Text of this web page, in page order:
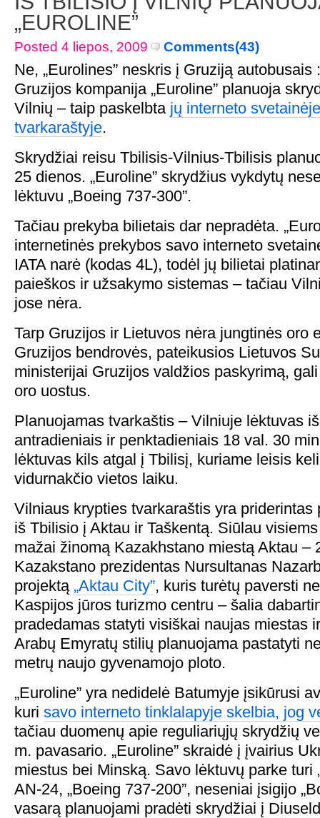
„EUROLINE”
Posted 4 liepos, 2009 Comments(43)
Ne, „Eurolines” neskris į Gruziją autobusais
Gruzijos kompanija „Euroline” planuoja
Vilnių – taip paskelbta jų interneto
tvarkaraštyje.
Skrydžiai reisu Tbilisis-Vilnius-Tbilisis
25 dienos. „Euroline” skrydžius vykdytų
lėktuvu „Boeing 737-300”.
Tačiau prekyba bilietais dar nepradėta.
internetinės prekybos savo interneto
IATA narė (kodas 4L), todėl jų bilietai
paieškos ir užsakymo sistemas – tačiau
jose nėra.
Tarp Gruzijos ir Lietuvos nėra jungtinės oro
Gruzijos bendrovės, pateikusios Lietuvos
ministerijai Gruzijos valdžios paskyrimą,
oro uostus.
Planuojamas tvarkaštis – Vilniuje lėktuvas
antradieniais ir penktadieniais 18 val. 30
lėktuvas kils atgal į Tbilisį, kuriame leisis
vidurnakčio vietos laiku.
Vilniaus krypties tvarkaraštis yra priderintas
iš Tbilisio į Aktau ir Taškentą. Siūlau
mažai žinomą Kazakhstano miestą Aktau –
Kazakstano prezidentas Nursultanas
projektą „Aktau City”, kuris turėtų paversti
Kaspijos jūros turizmo centru – šalia
pradedamas statyti visiškai naujas miestas
Arabų Emyratų stilių planuojama pastatyti
metrų naujo gyvenamojo ploto.
„Euroline” yra nedidelė Batumyje įsikūrusi
kuri savo interneto tinklalapyje skelbia, jog
tačiau duomenų apie reguliariųjų skrydžių
m. pavasario. „Euroline” skraidė į įvairius
miestus bei Minską. Savo lėktuvų parke turi
AN-24, „Boeing 737-200”, neseniai įsigijo
vasarą planuojami pradėti skrydžiai į